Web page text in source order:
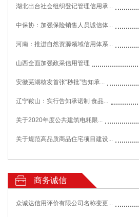
湖北出台社会组织登记管理信用承...
中保协：加强保险销售人员诚信体...
河南：推进自然资源领域信用体系...
山西全面加强政采信用管理
安徽芜湖核发首张“秒批”告知承...
辽宁鞍山：实行告知承诺制 食品...
关于2020年度公共建筑电耗限...
关于规范高品质商品住宅项目建设...
商务诚信
众诚达信用评价有限公司名称变更...